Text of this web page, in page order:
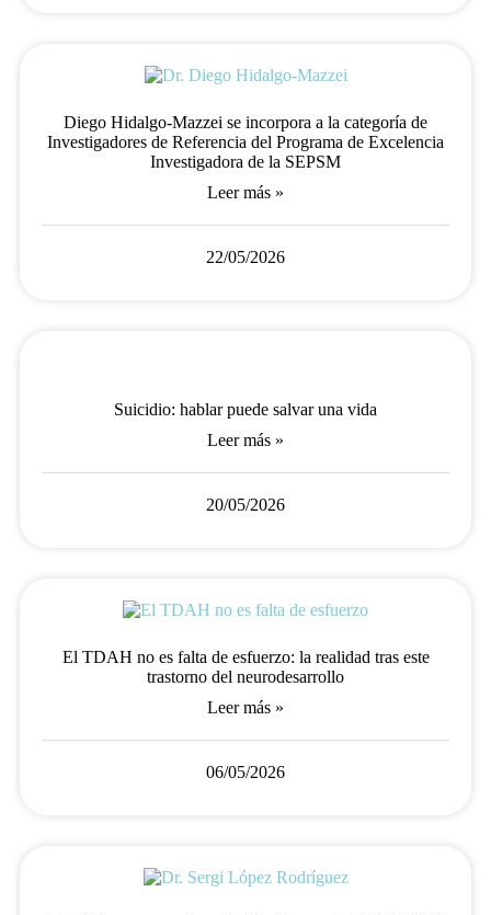
Diego Hidalgo-Mazzei se incorpora a la categoría de
Investigadores de Referencia del Programa de Excelencia
Investigadora de la SEPSM
Leer más »
22/05/2026
Suicidio: hablar puede salvar una vida
Leer más »
20/05/2026
El TDAH no es falta de esfuerzo: la realidad tras este
trastorno del neurodesarrollo
Leer más »
06/05/2026